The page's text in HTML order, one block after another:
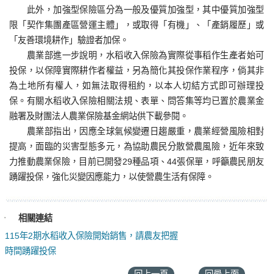
此外，加強型保險區分為一般及優質加強型，其中優質加強型
限「契作集團產區營運主體」，或取得「有機」、「產銷履歷」或
「友善環境耕作」驗證者加保。
農業部進一步說明，水稻收入保險為實際從事稻作生產者始可
投保，以保障實際耕作者權益，另為簡化其投保作業程序，倘其非
為土地所有權人，如無法取得租約，以本人切結方式即可辦理投
保。有關水稻收入保險相關法規、表單、問答集等均已置於農業金
融署及財團法人農業保險基金網站供下載參閱。
農業部指出，因應全球氣候變遷日趨嚴重，農業經營風險相對
提高，面臨的災害型態多元，為協助農民分散營農風險，近年來致
力推動農業保險，目前已開發29種品項、44張保單，呼籲農民朋友
踴躍投保，強化災變因應能力，以使營農生活有保障。
相關連結
115年2期水稻收入保險開始銷售，請農友把握
時間踴躍投保